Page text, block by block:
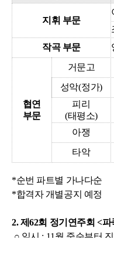
지휘 부문
작곡 부문
협연
부문
거문고
성악(정가)
피리
(태평소)
아쟁
타악
*순번 파트별 가나다순
*합격자 개별공지 예정
2. 제62회 정기연주회 <
○ 일시 : 11월 중순부터